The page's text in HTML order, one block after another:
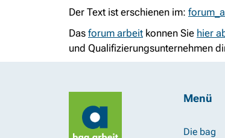
Der Text ist erschienen im:
Das forum arbeit konnen Sie hier
und Qualifizierungsunternehmen
Menü
Die bag